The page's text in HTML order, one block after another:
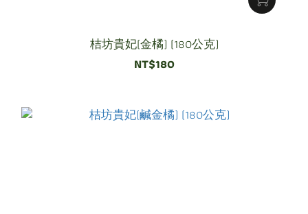
桔坊貴妃(金橘) (180公克)
NT$180